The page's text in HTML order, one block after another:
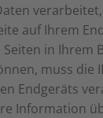
auf Ihrem
in Ihrem
muss die
Endgeräts
Information